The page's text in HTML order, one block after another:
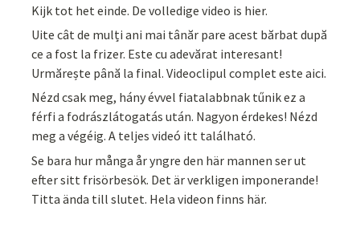
Kijk tot het einde. De volledige video is hier.
Uite cât de mulți ani mai tânăr pare acest bărbat după
ce a fost la frizer. Este cu adevărat interesant!
Urmărește până la final. Videoclipul complet este aici.
Nézd csak meg, hány évvel fiatalabbnak tűnik ez a
férfi a fodrászlátogatás után. Nagyon érdekes! Nézd
meg a végéig. A teljes videó itt található.
Se bara hur många år yngre den här mannen ser ut
efter sitt frisörbesök. Det är verkligen imponerande!
Titta ända till slutet. Hela videon finns här.